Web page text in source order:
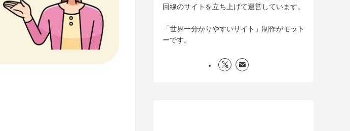
回線のサイトを立ち上げて運営しています。
「世界一分かりやすいサイト」制作がモット
ーです。